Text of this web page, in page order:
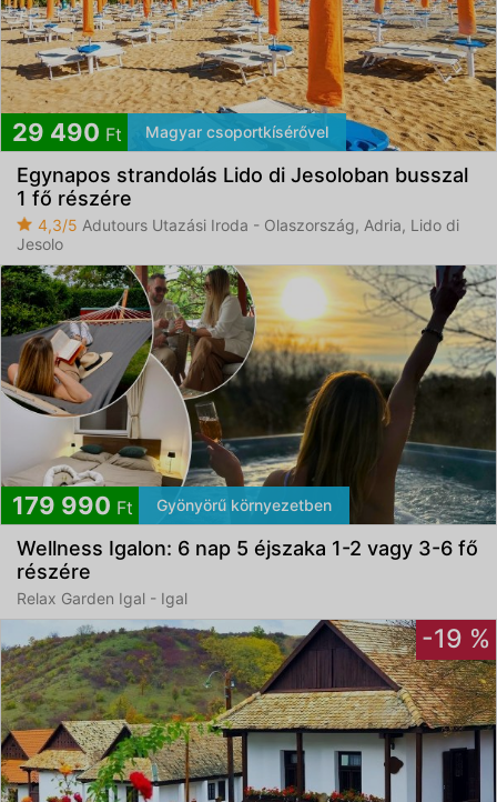
29 490 Ft Magyar csoportkísérővel
Egynapos strandolás Lido di Jesoloban busszal
1 fő részére
4,3/5 Adutours Utazási Iroda - Olaszország, Adria, Lido di
Jesolo
179 990 Ft Gyönyörű környezetben
Wellness Igalon: 6 nap 5 éjszaka 1-2 vagy 3-6 fő
részére
Relax Garden Igal - Igal
-19 %